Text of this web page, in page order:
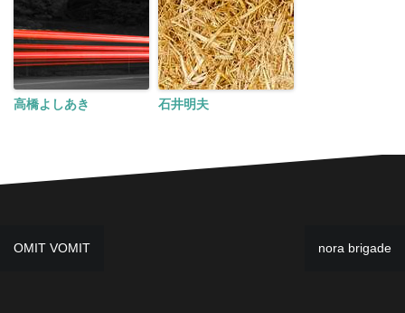
高橋よしあき 石井明夫
投
OMIT VOMIT nora brigade